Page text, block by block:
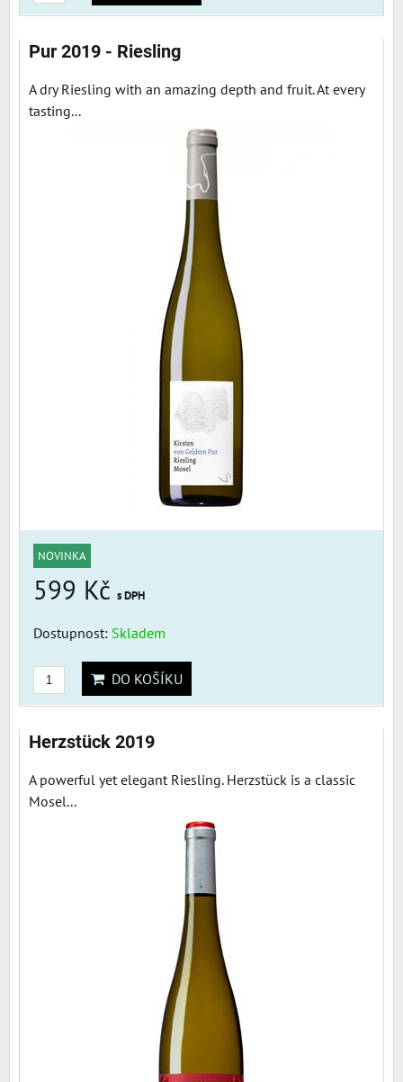
Pur 2019 - Riesling
A dry Riesling with an amazing depth and fruit. At every
tasting...
NOVINKA
599 Kč s DPH
Dostupnost: Skladem
DO KOŠÍKU
Herzstück 2019
A powerful yet elegant Riesling. Herzstück is a classic
Mosel...